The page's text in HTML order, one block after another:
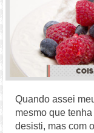
Quando assei
mesmo que
desisti, mas com